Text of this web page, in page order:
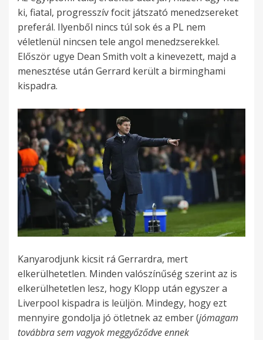
ki, fiatal, progresszív focit játszató menedzsereket
preferál. Ilyenből nincs túl sok és a PL nem
véletlenül nincsen tele angol menedzserekkel.
Először ugye Dean Smith volt a kinevezett, majd a
menesztése után Gerrard került a birminghami
kispadra.
Kanyarodjunk kicsit rá Gerrardra, mert
elkerülhetetlen. Minden valószínűség szerint az is
elkerülhetetlen lesz, hogy Klopp után egyszer a
Liverpool kispadra is leüljön. Mindegy, hogy ezt
mennyire gondolja jó ötletnek az ember (jómagam
továbbra sem vagyok meggyőződve ennek